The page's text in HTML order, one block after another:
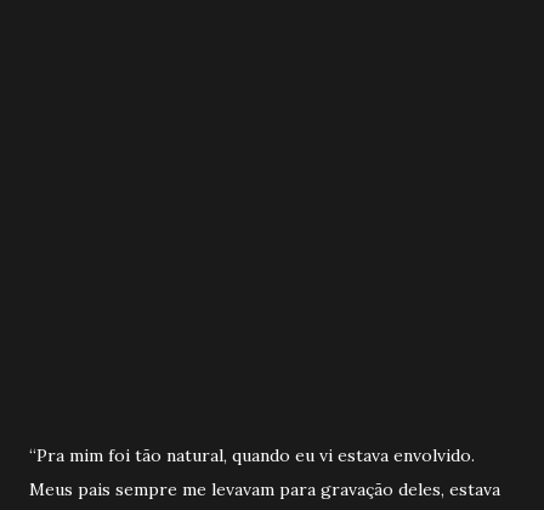
“Pra mim foi tão natural, quando eu vi estava envolvido.
Meus pais sempre me levavam para gravação deles, estava